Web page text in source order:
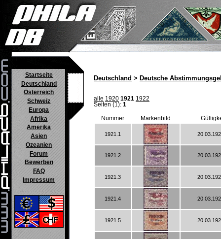
Startseite
Deutschland
Österreich
Schweiz
Europa
Afrika
Amerika
Asien
Ozeanien
Forum
Bewerben
FAQ
Impressum
Deutschland > Deutsche
alle 1920 1921 1922
Seiten (1): 1
Nummer Markenbild
1921.1
1921.2
1921.3
1921.4
1921.5